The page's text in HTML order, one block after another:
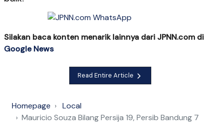
Silakan baca konten menarik lainnya dari JPNN.com di
Google News
Read Entire Article
Homepage
Local
Mauricio Souza Bilang Persija 19, Persib Bandung 7